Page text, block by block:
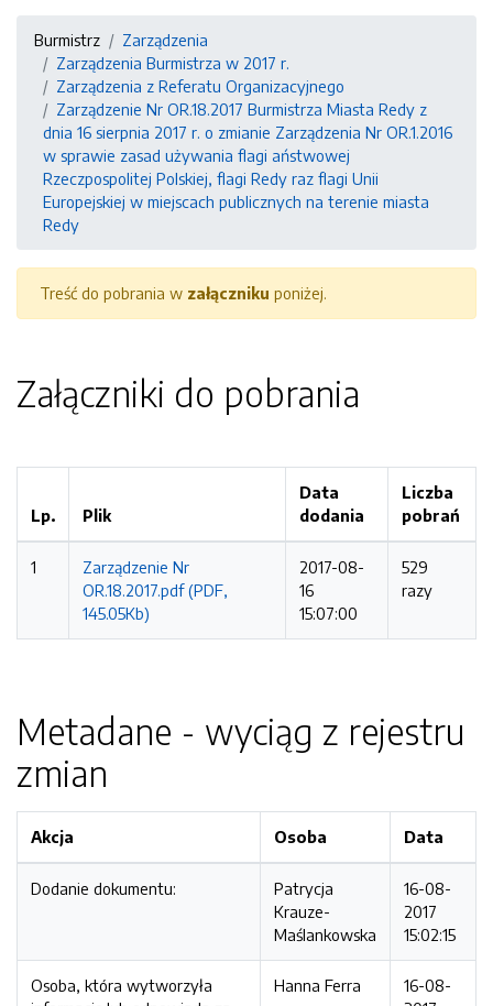
Burmistrz
Zarządzenia
Zarządzenia Burmistrza w 2017 r.
Zarządzenia z Referatu Organizacyjnego
Zarządzenie Nr OR.18.2017 Burmistrza Miasta Redy z
dnia 16 sierpnia 2017 r. o zmianie Zarządzenia Nr OR.1.2016
w sprawie zasad używania flagi aństwowej
Rzeczpospolitej Polskiej, flagi Redy raz flagi Unii
Europejskiej w miejscach publicznych na terenie miasta
Redy
Treść do pobrania w załączniku poniżej.
Załączniki do pobrania
Lp. Plik
Data
dodania
Liczba
pobrań
1
Zarządzenie Nr
OR.18.2017.pdf (PDF,
145.05Kb)
2017-08-
16
15:07:00
529
razy
Metadane - wyciąg z rejestru
zmian
Akcja Osoba Data
Dodanie dokumentu:
Patrycja
Krauze-
Maślankowska
16-08-
2017
15:02:15
Osoba, która wytworzyła
Hanna Ferra
16-08-